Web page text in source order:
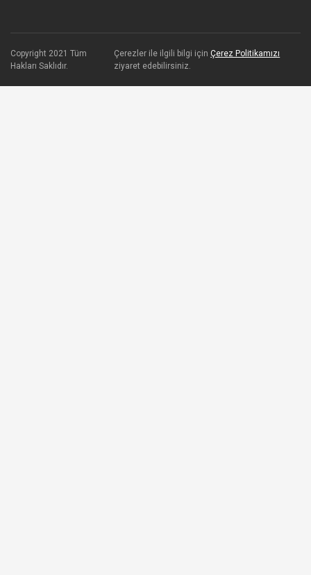
Copyright 2021 Tüm
Hakları Saklıdır.
Çerezler ile ilgili bilgi içinÇerez Politikamızı
ziyaret edebilirsiniz.